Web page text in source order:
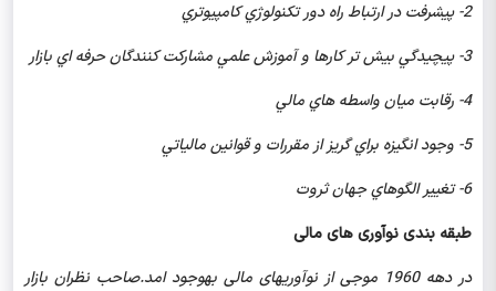
2- پيشرفت در ارتباط راه دور تكنولوژي كامپيوتري
3- پيچيدگي بيش تر كارها و آموزش علمي مشاركت كنندگان حرفه اي بازار
4- رقابت ميان واسطه هاي مالي
5- وجود انگيزه براي گريز از مقررات و قوانين مالياتي
6- تغيير الگوهاي جهان ثروت
طبقه بندی نوآوری های مالی
در دهه 1960 موجی از نوآوریهای مالی بهوجود امد.صاحب نظران بازار